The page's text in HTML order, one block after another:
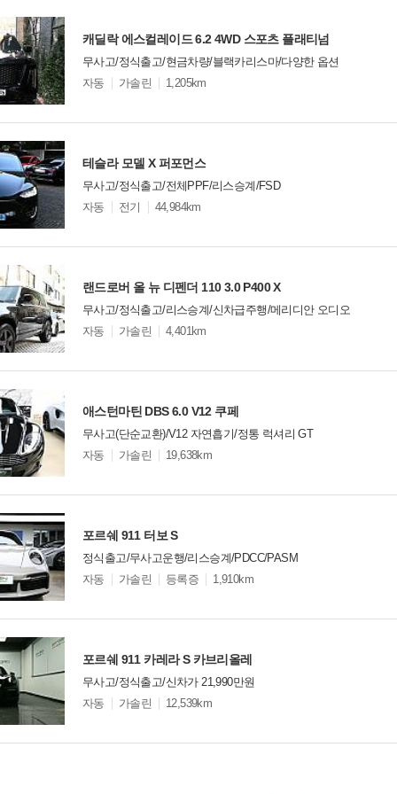
캐딜락 에스컬레이드 6.2 4WD 스포츠 플래티넘
무사고/정식출고/현금차량/블랙카리스마/다양한 옵션
모
션
자동 가솔린 1,205km
테슬라 모델 X 퍼포먼스
무사고/정식출고/전체PPF/리스승계/FSD
모
션
자동 전기 44,984km
랜드로버 올 뉴 디펜더 110 3.0 P400 X
무사고/정식출고/리스승계/신차급주행/메리디안 오디오
모
션
자동 가솔린 4,401km
애스턴마틴 DBS 6.0 V12 쿠페
무사고(단순교환)/V12 자연흡기/정통 럭셔리 GT
모
션
자동 가솔린 19,638km
포르쉐 911 터보 S
정식출고/무사고운행/리스승계/PDCC/PASM
모
션
자동 가솔린 등록증 1,910km
포르쉐 911 카레라 S 카브리올레
무사고/정식출고/신차가 21,990만원
모
션
자동 가솔린 12,539km